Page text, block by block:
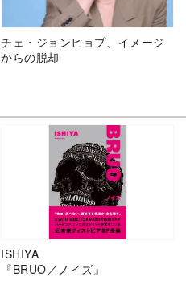
チェ・ジョンヒョプ、イメージ
からの脱却
ISHIYA
『BRUO／ノイズ』